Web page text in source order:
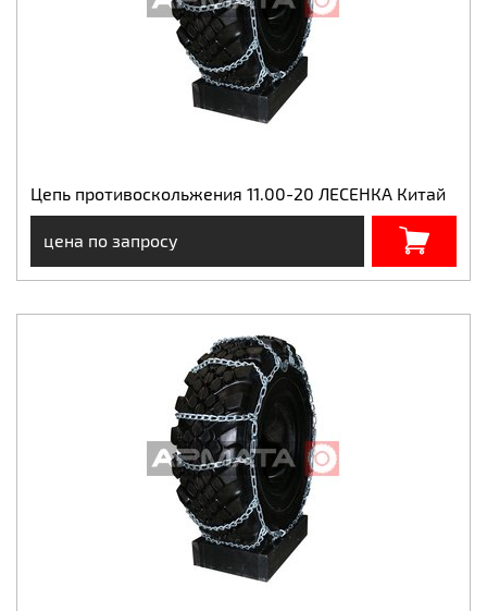
Цепь противоскольжения 11.00-20 ЛЕСЕНКА Китай
цена по запросу